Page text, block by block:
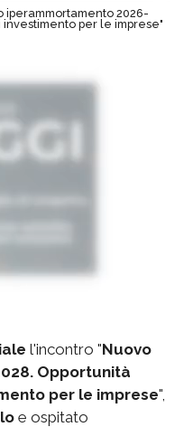
iperammortamento 2026-
investimento per le imprese"
l'incontro "Nuovo
Opportunità
per le imprese",
e ospitato